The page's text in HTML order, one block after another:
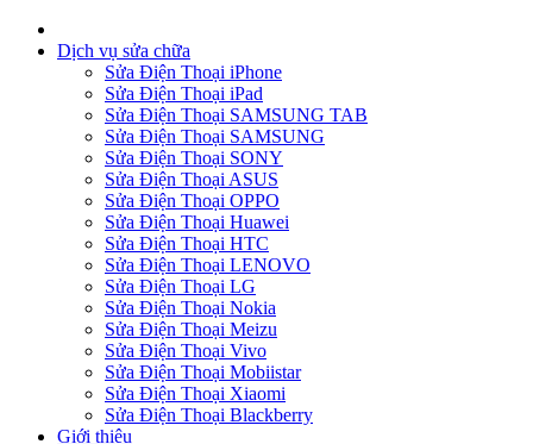
Dịch vụ sửa chữa
Sửa Điện Thoại iPhone
Sửa Điện Thoại iPad
Sửa Điện Thoại SAMSUNG TAB
Sửa Điện Thoại SAMSUNG
Sửa Điện Thoại SONY
Sửa Điện Thoại ASUS
Sửa Điện Thoại OPPO
Sửa Điện Thoại Huawei
Sửa Điện Thoại HTC
Sửa Điện Thoại LENOVO
Sửa Điện Thoại LG
Sửa Điện Thoại Nokia
Sửa Điện Thoại Meizu
Sửa Điện Thoại Vivo
Sửa Điện Thoại Mobiistar
Sửa Điện Thoại Xiaomi
Sửa Điện Thoại Blackberry
Giới thiệu